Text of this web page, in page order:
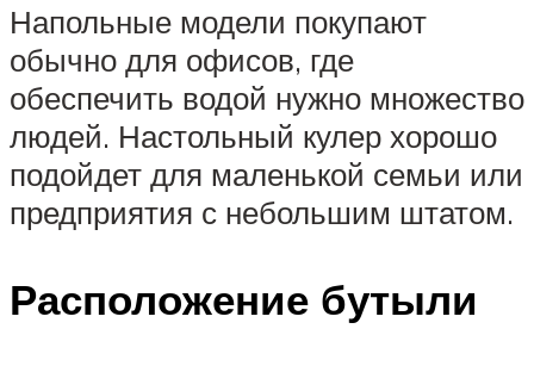
Напольные модели покупают
обычно для офисов, где
обеспечить водой нужно множество
людей. Настольный кулер хорошо
подойдет для маленькой семьи или
предприятия с небольшим штатом.
Расположение бутыли